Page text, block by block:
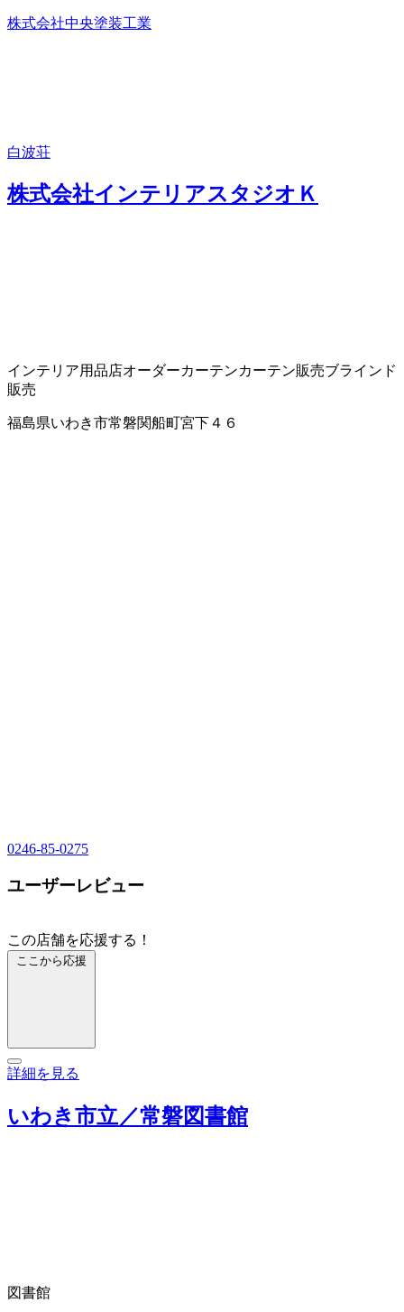
株式会社中央塗装工業
白波荘
株式会社インテリアスタジオＫ
インテリア用品店オーダーカーテンカーテン販売ブラインド
販売
福島県いわき市常磐関船町宮下４６
0246-85-0275
ユーザーレビュー
この店舗を応援する！
ここから応援
詳細を見る
いわき市立／常磐図書館
図書館